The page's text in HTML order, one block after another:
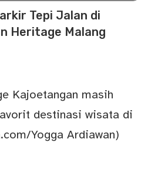
Tepi Jalan di
Heritage Malang